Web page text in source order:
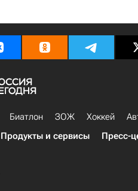
Биатлон ЗОЖ Хоккей
Продукты и сервисы Пресс-